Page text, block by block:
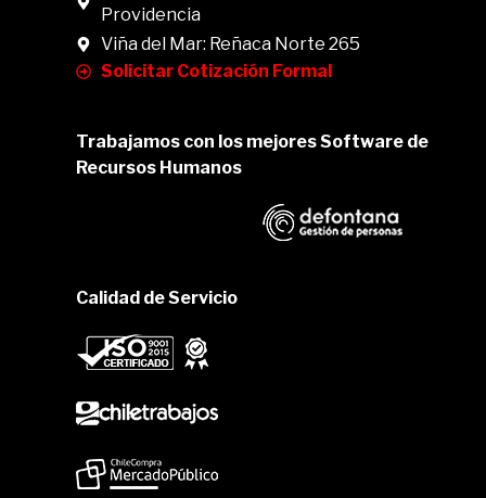
Providencia
Viña del Mar: Reñaca Norte 265
Solicitar Cotización Formal
Trabajamos con los mejores Software de
Recursos Humanos
Calidad de Servicio